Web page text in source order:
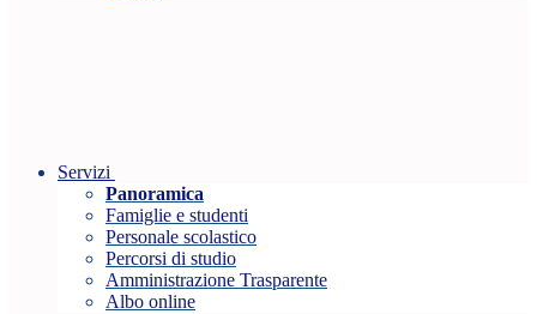
Servizi
Panoramica
Famiglie e studenti
Personale scolastico
Percorsi di studio
Amministrazione Trasparente
Albo online